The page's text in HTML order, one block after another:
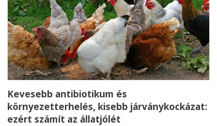
Kevesebb antibiotikum és
környezetterhelés, kisebb járványkockázat:
ezért számít az állatjólét